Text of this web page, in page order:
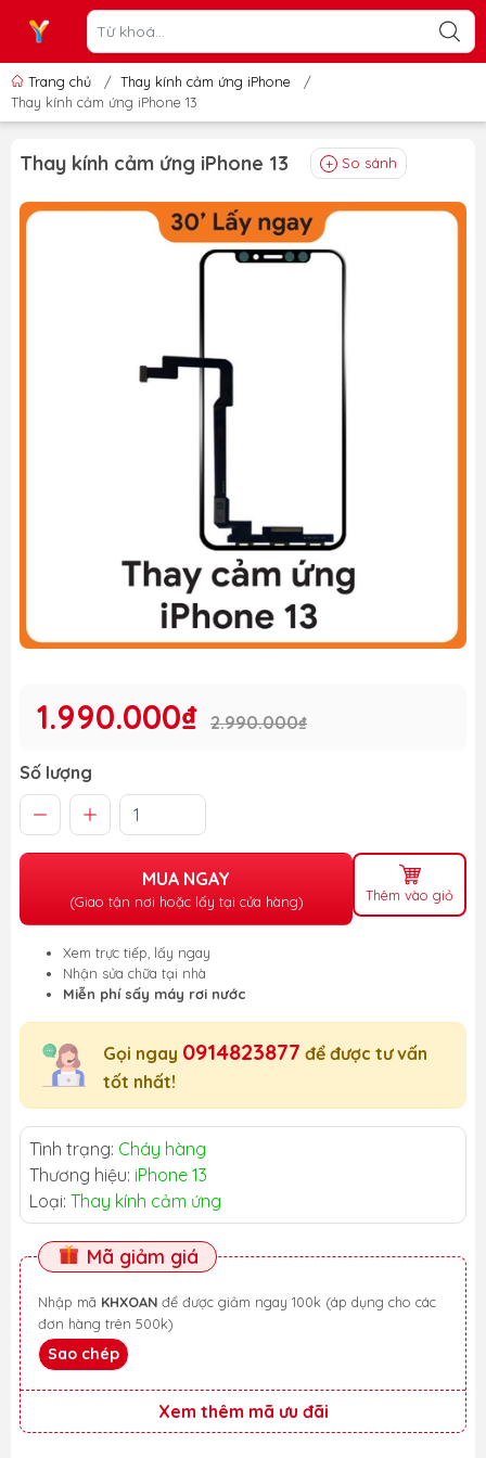
Trang chủ / Thay kính cảm ứng iPhone
/
Thay kính cảm ứng iPhone 13
Thay kính cảm ứng iPhone 13 So sánh
1.990.000₫ 2.990.000₫
Số lượng
MUA NGAY
(Giao tận nơi hoặc lấy tại cửa hàng) Thêm vào giỏ
Xem trực tiếp, lấy ngay
Nhận sửa chữa tại nhà
Miễn phí sấy máy rơi nước
Gọi ngay 0914823877 để được tư vấn
tốt nhất!
Tình trạng: Cháy hàng
Thương hiệu: iPhone 13
Loại: Thay kính cảm ứng
Mã giảm giá
Nhập mã KHXOAN
đơn hàng trên 500k)
Sao chép
Xem thêm mã ưu đãi